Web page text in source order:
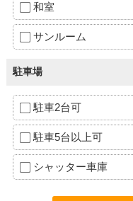
和室
サンルーム
駐車場
駐車2台可
駐車5台以上可
シャッター車庫